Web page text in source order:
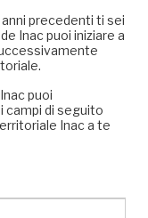
precedenti ti sei
Inac puoi iniziare a
puoi
campi di seguito
Inac a te